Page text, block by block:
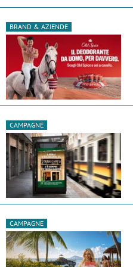
BRAND & AZIENDE
CAMPAGNE
CAMPAGNE